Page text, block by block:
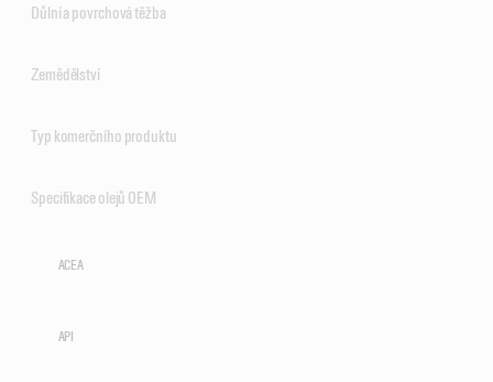
Důlní a povrchová těžba
Zemědělství
Typ komerčního produktu
Specifikace olejů OEM
ACEA
API